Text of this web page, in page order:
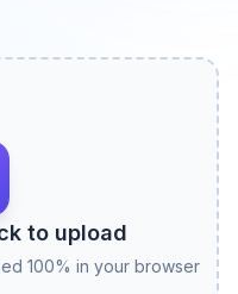
to upload
100% in your browser